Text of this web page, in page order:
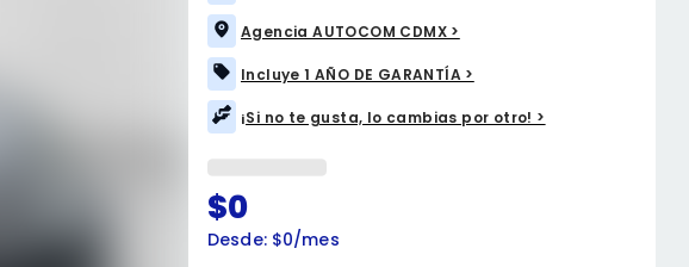
Agencia AUTOCOM CDMX >
Incluye 1 AÑO DE GARANTÍA >
¡Si no te gusta, lo cambias por otro! >
$0
Desde: $0/mes